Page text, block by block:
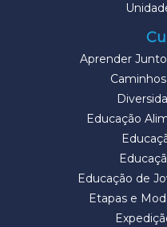
Aprender
Educação
Educação de
Etapas e